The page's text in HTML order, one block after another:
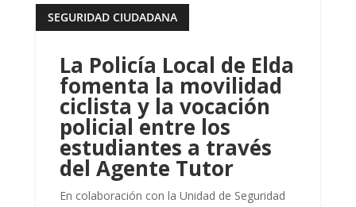
leer más
La Policía Local de Elda
fomenta la movilidad
ciclista y la vocación
policial entre los
estudiantes a través
del Agente Tutor
SEGURIDAD CIUDADANA
En colaboración con la Unidad de Seguridad